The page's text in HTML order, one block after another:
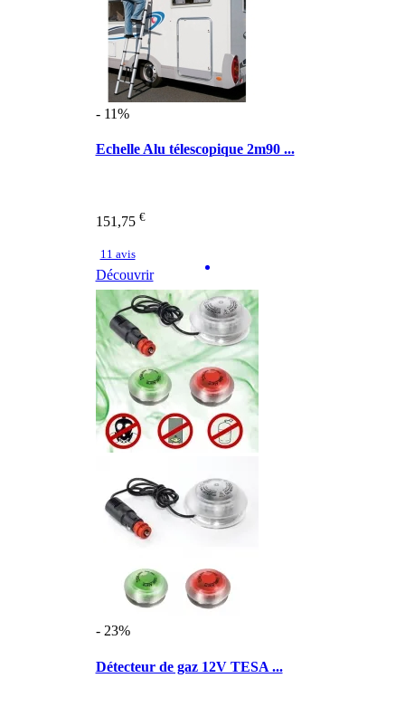
- 11%
Echelle Alu télescopique 2m90 ...
151,75 €
11 avis
Découvrir
- 23%
Détecteur de gaz 12V TESA ...